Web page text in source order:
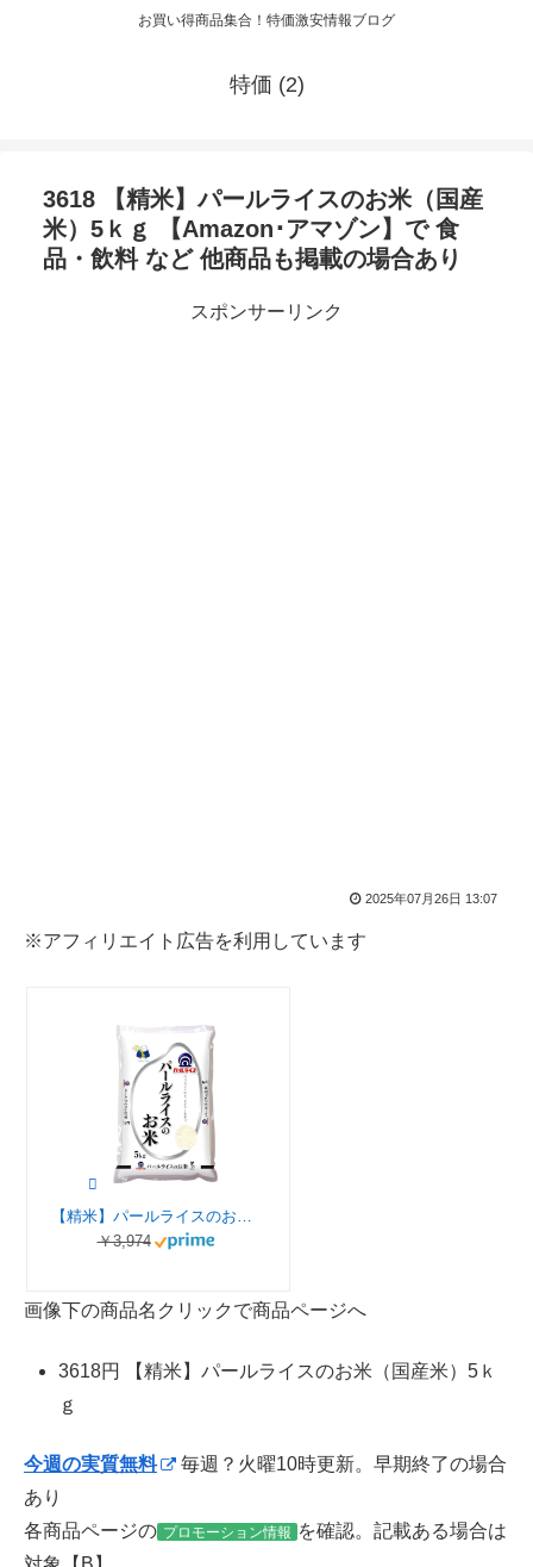
お買い得商品集合！特価激安情報ブログ
特価 (2)
3618 【精米】パールライスのお米（国産
米）5ｋｇ 【Amazon･アマゾン】で 食
品・飲料 など 他商品も掲載の場合あり
スポンサーリンク
2025年07月26日 13:07
※アフィリエイト広告を利用しています
【精米】パールライスのお米（国産米）5ｋｇ
￥3,974
画像下の商品名クリックで商品ページへ
3618円 【精米】パールライスのお米（国産米）5ｋ
ｇ
今週の実質無料
毎週？火曜10時更新。早期終了の場合
あり
各商品ページの プロモーション情報 を確認。記載ある場合は